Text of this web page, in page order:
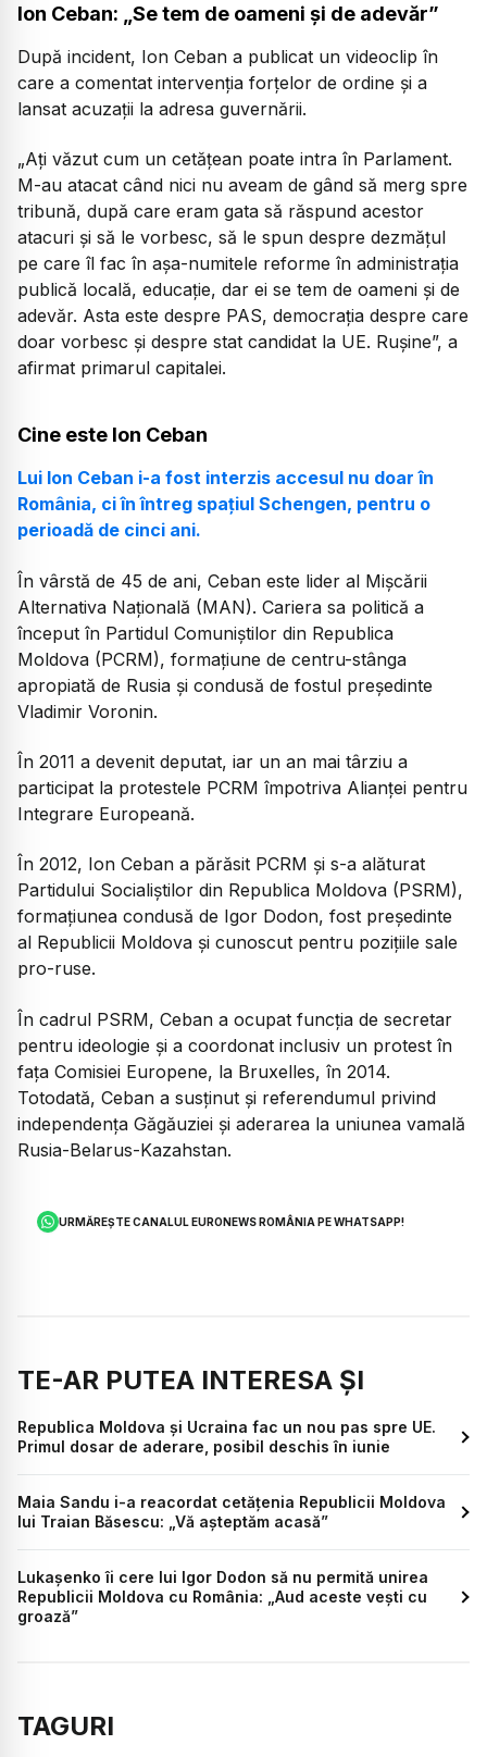
Ion Ceban: „Se tem de oameni și de adevăr”
După incident, Ion Ceban a publicat un videoclip în
care a comentat intervenția forțelor de ordine și a
lansat acuzații la adresa guvernării.
„Ați văzut cum un cetățean poate intra în Parlament.
M-au atacat când nici nu aveam de gând să merg spre
tribună, după care eram gata să răspund acestor
atacuri și să le vorbesc, să le spun despre dezmățul
pe care îl fac în așa-numitele reforme în administrația
publică locală, educație, dar ei se tem de oameni și de
adevăr. Asta este despre PAS, democrația despre care
doar vorbesc și despre stat candidat la UE. Rușine”, a
afirmat primarul capitalei.
Cine este Ion Ceban
Lui Ion Ceban i-a fost interzis accesul nu doar în
România, ci în întreg spațiul Schengen, pentru o
perioadă de cinci ani.
În vârstă de 45 de ani, Ceban este lider al Mișcării
Alternativa Națională (MAN). Cariera sa politică a
început în Partidul Comuniștilor din Republica
Moldova (PCRM), formațiune de centru-stânga
apropiată de Rusia și condusă de fostul președinte
Vladimir Voronin.
În 2011 a devenit deputat, iar un an mai târziu a
participat la protestele PCRM împotriva Alianței pentru
Integrare Europeană.
În 2012, Ion Ceban a părăsit PCRM și s-a alăturat
Partidului Socialiștilor din Republica Moldova (PSRM),
formațiunea condusă de Igor Dodon, fost președinte
al Republicii Moldova și cunoscut pentru pozițiile sale
pro-ruse.
În cadrul PSRM, Ceban a ocupat funcția de secretar
pentru ideologie și a coordonat inclusiv un protest în
fața Comisiei Europene, la Bruxelles, în 2014.
Totodată, Ceban a susținut și referendumul privind
independența Găgăuziei și aderarea la uniunea vamală
Rusia-Belarus-Kazahstan.
URMĂREȘTE CANALUL EURONEWS ROMÂNIA PE WHATSAPP!
TE-AR PUTEA INTERESA ȘI
Republica Moldova și Ucraina fac un nou pas spre UE.
Primul dosar de aderare, posibil deschis în iunie
Maia Sandu i-a reacordat cetățenia Republicii Moldova
lui Traian Băsescu: „Vă așteptăm acasă”
Lukașenko îi cere lui Igor Dodon să nu permită unirea
Republicii Moldova cu România: „Aud aceste vești cu
groază”
TAGURI